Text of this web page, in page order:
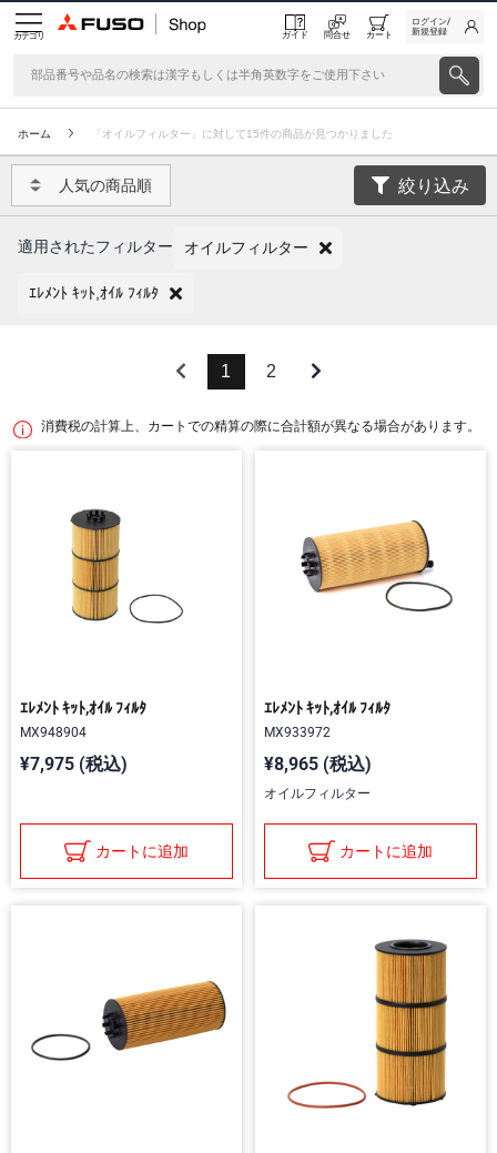
カテゴリ ガイド 問合せ カート
ログイン/
新規登録
ホーム 「オイルフィルター」に対して15件の商品が見つかりました
人気の商品順 絞り込み
適用されたフィルター オイルフィルター
ｴﾚﾒﾝﾄ ｷｯﾄ,ｵｲﾙ ﾌｨﾙﾀ
1 2
消費税の計算上、カートでの精算の際に合計額が異なる場合があります。
ｴﾚﾒﾝﾄ ｷｯﾄ,ｵｲﾙ ﾌｨﾙﾀ
MX948904
¥7,975 (税込)
カートに追加
ｴﾚﾒﾝﾄ ｷｯﾄ,ｵｲﾙ ﾌｨﾙﾀ
MX933972
¥8,965 (税込)
オイルフィルター
カートに追加